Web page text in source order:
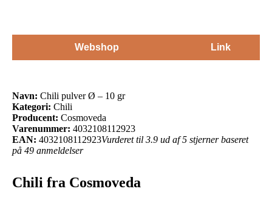
Webshop Link
Navn: Chili pulver Ø – 10 gr
Kategori: Chili
Producent: Cosmoveda
Varenummer: 4032108112923
EAN: 4032108112923Vurderet til 3.9 ud af 5 stjerner baseret
på 49 anmeldelser
Chili fra Cosmoveda